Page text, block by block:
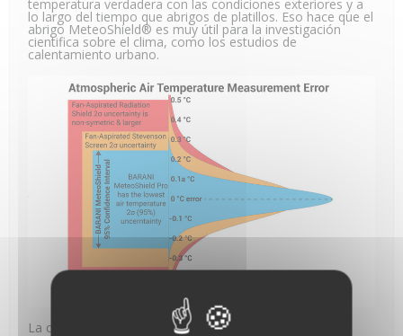
temperatura verdadera con las condiciones exteriores y a
lo largo del tiempo que abrigos de platillos. Eso hace que el
abrigo MeteoShield® es muy útil para la investigación
cientifica sobre el clima, como los estudios de
calentamiento urbano.
La caja se suministra con un brazo de montaje que se